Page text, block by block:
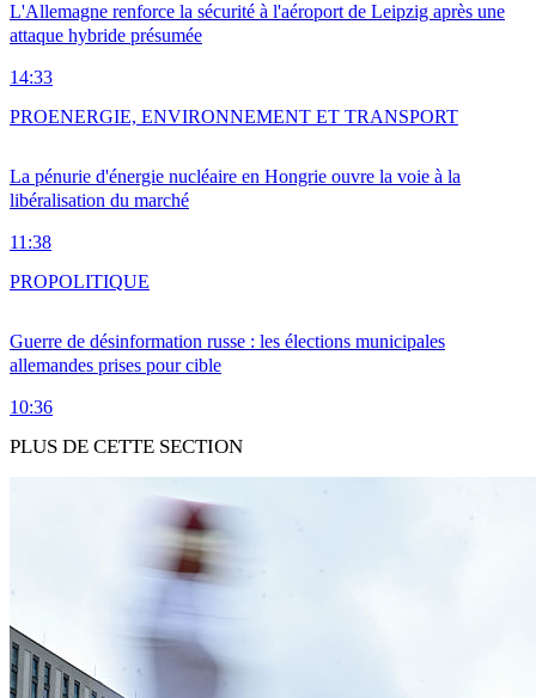
L'Allemagne renforce la sécurité à l'aéroport de Leipzig après une
attaque hybride présumée
14:33
La pénurie d'énergie nucléaire en Hongrie ouvre la voie à la
libéralisation du marché
11:38
PROENERGIE, ENVIRONNEMENT ET TRANSPORT
Guerre de désinformation russe : les élections municipales
allemandes prises pour cible
10:36
PROPOLITIQUE
PLUS DE CETTE SECTION